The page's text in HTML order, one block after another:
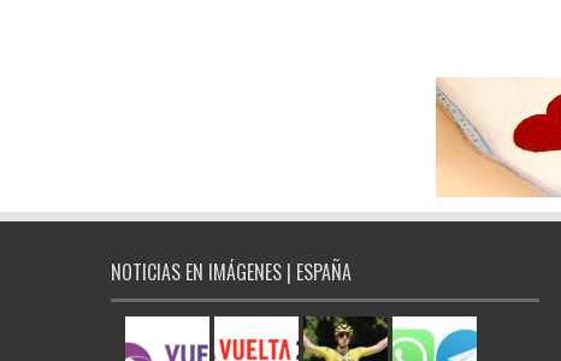
NOTICIAS EN IMÁGENES | ESPAÑA